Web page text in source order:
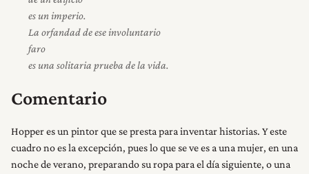
es un imperio.
La orfandad de ese involuntario
faro
es una solitaria prueba de la vida.
Comentario
Hopper es un pintor que se presta para inventar historias. Y este
cuadro no es la excepción, pues lo que se ve es a una mujer, en una
noche de verano, preparando su ropa para el día siguiente, o una